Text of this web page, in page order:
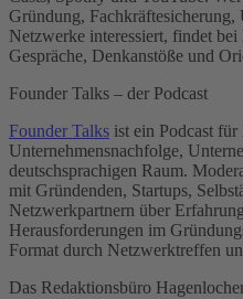
Gründung, Fachkräftesicherung,
Netzwerke interessiert, findet
Gespräche, Denkanstöße und
Founder Talks – der Podcast
Founder Talks ist ein Podcast
Unternehmensnachfolge,
deutschsprachigen Raum.
mit Gründenden, Startups,
Netzwerkpartnern über
Herausforderungen im
Format durch Netzwerktreffen
Das Redaktionsbüro